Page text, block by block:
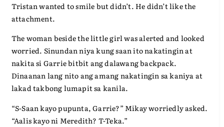
Tristan wanted to smile but didn’t. He didn’t like the
attachment.
The woman beside the little girl was alerted and looked
worried. Sinundan niya kung saan ito nakatingin at
nakita si Garrie bitbit ang dalawang backpack.
Dinaanan lang nito ang amang nakatingin sa kaniya at
lakad takbong lumapit sa kanila.
“S-Saan kayo pupunta, Garrie?” Mikay worriedly asked.
“Aalis kayo ni Meredith? T-Teka.”